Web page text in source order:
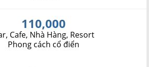
110,000
Cafe, Nhà Hàng, Resort
Phong cách cổ điển